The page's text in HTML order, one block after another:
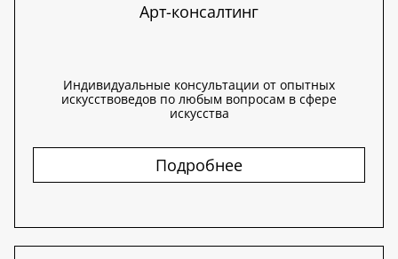
Арт-консалтинг
Индивидуальные консультации от опытных
искусствоведов по любым вопросам в сфере
искусства
Подробнее